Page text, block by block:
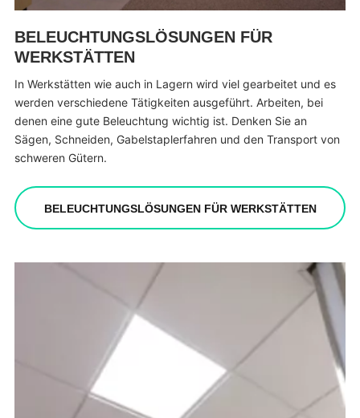
BELEUCHTUNGSLÖSUNGEN FÜR
WERKSTÄTTEN
In Werkstätten wie auch in Lagern wird viel gearbeitet und es
werden verschiedene Tätigkeiten ausgeführt. Arbeiten, bei
denen eine gute Beleuchtung wichtig ist. Denken Sie an
Sägen, Schneiden, Gabelstaplerfahren und den Transport von
schweren Gütern.
BELEUCHTUNGSLÖSUNGEN FÜR WERKSTÄTTEN